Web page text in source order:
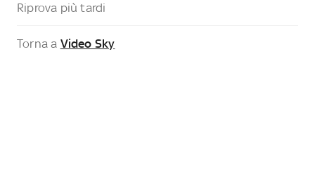
Riprova più tardi
Torna a Video Sky